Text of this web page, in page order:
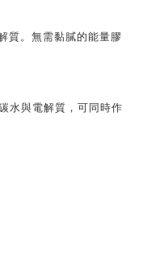
質。無需黏膩的能量膠
水與電解質，可同時作